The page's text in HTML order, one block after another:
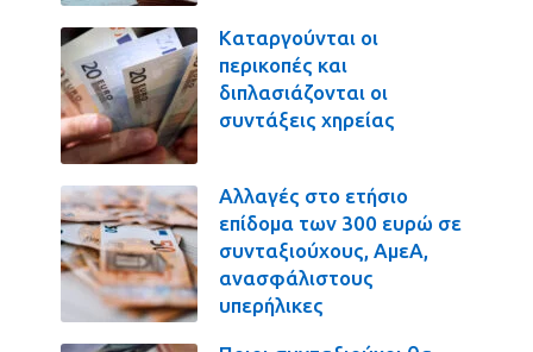
Καταργούνται οι
περικοπές και
διπλασιάζονται οι
συντάξεις χηρείας
Αλλαγές στο ετήσιο
επίδομα των 300 ευρώ σε
συνταξιούχους, ΑμεΑ,
ανασφάλιστους
υπερήλικες